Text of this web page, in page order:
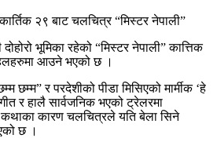
भूमिका रहेको “मिस्टर नेपाली” कात्तिक
आउने भएको छ ।
छम्म” र परदेशीको पीडा मिसिएको मार्मीक ‘हे
र हालै सार्वजनिक भएको ट्रेलरमा
कथाका कारण चलचित्रले यति बेला सिने
छ ।